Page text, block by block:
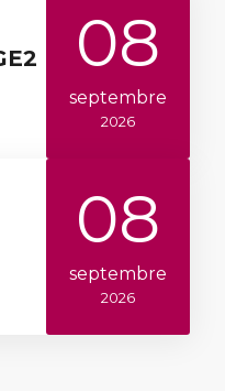
08
septembre
2026
08
septembre
2026